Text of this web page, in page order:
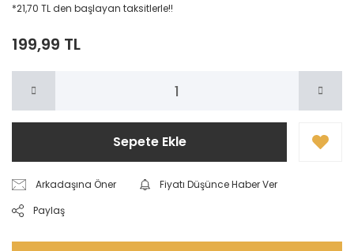
*21,70 TL den başlayan taksitlerle!!
199,99 TL
Sepete Ekle
Arkadaşına Öner
Fiyatı Düşünce Haber Ver
Paylaş